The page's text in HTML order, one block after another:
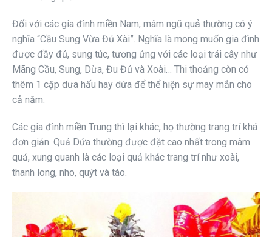
Đối với các gia đình miền Nam, mâm ngũ quả thường có ý
nghĩa “Cầu Sung Vừa Đủ Xài”. Nghĩa là mong muốn gia đình
được đầy đủ, sung túc, tương ứng với các loại trái cây như
Mãng Cầu, Sung, Dừa, Đu Đủ và Xoài… Thi thoảng còn có
thêm 1 cặp dưa hấu hay dứa để thể hiện sự may mắn cho
cả năm.
Các gia đình miền Trung thì lại khác, họ thường trang trí khá
đơn giản. Quả Dứa thường được đặt cao nhất trong mâm
quả, xung quanh là các loại quả khác trang trí như xoài,
thanh long, nho, quýt và táo.